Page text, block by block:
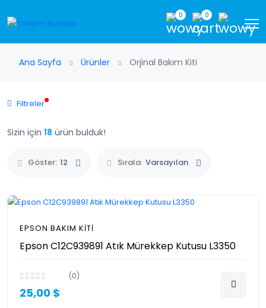
0 0
Ana Sayfa Ürünler Orjinal Bakım Kiti
Filtreler
Sizin için 18 ürün bulduk!
Göster: 12 Sırala: Varsayılan
EPSON BAKIM KITI
Epson C12C939891 Atık Mürekkep Kutusu L3350
(0)
25,00 $